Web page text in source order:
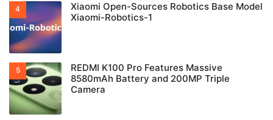
Xiaomi Open-Sources Robotics Base Model
Xiaomi-Robotics-1
REDMI K100 Pro Features Massive
8580mAh Battery and 200MP Triple
Camera